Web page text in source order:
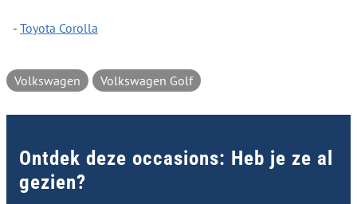
- Toyota Corolla
Volkswagen Volkswagen Golf
Ontdek deze occasions: Heb je ze al
gezien?